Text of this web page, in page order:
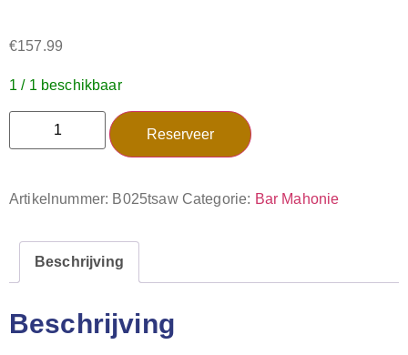
€157.99
1 / 1 beschikbaar
Reserveer
Artikelnummer: B025tsaw Categorie: Bar Mahonie
Beschrijving
Beschrijving